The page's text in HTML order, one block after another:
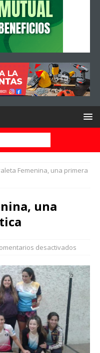
Femenina, una primera
una
desactivados